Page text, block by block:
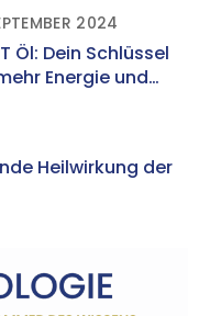
Öl: Dein Schlüssel
Energie und
2024
Heilwirkung der